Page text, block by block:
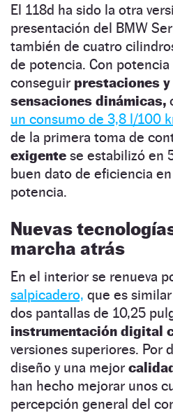
El 118d ha sido la otra
presentación del BMW
también de cuatro
de potencia. Con
conseguir prestaciones y
sensaciones dinámicas,
un consumo de 3,8 l/100
de la primera toma de
exigente se estabilizó en
buen dato de eficiencia
potencia.
Nuevas
marcha atrás
En el interior se renueva
salpicadero, que es
dos pantallas de 10,25
instrumentación digital
versiones superiores. Por
diseño y una mejor
han hecho mejorar unos
percepción general del